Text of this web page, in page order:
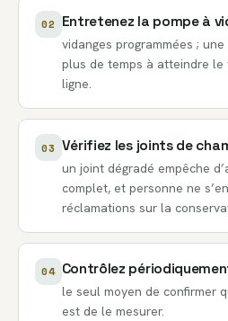
02 Entretenez la pompe à
vidanges programmées ;
plus de temps à atteindre
ligne.
03 Vérifiez les joints de
un joint dégradé empêche
complet, et personne ne
réclamations sur la
04 Contrôlez
le seul moyen de confirmer
est de le mesurer.